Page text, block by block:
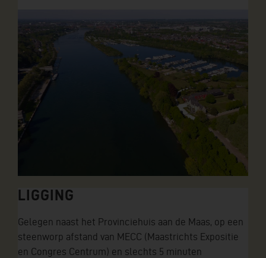
LIGGING
Gelegen naast het Provinciehuis aan de Maas, op een
steenworp afstand van MECC (Maastrichts Expositie
en Congres Centrum) en slechts 5 minuten